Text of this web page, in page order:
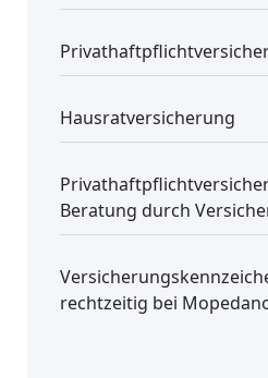
Hausratversicherung
Beratung durch
rechtzeitig bei